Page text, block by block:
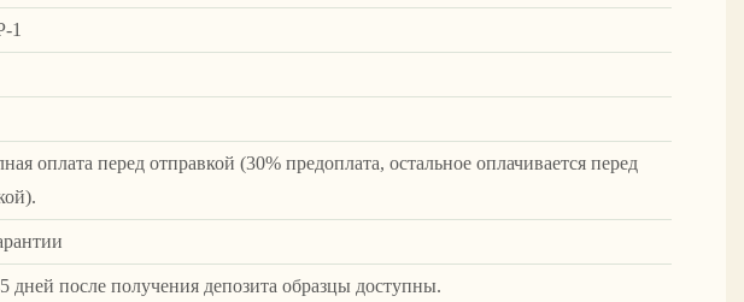
1
оплата перед отправкой (30% предоплата, остальное оплачивается перед
дней после получения депозита образцы доступны.